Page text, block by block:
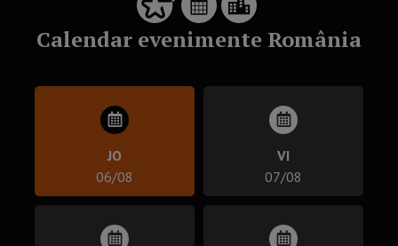
Calendar evenimente România
JO
06/08
VI
07/08